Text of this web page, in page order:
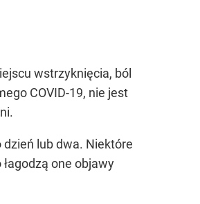
wstrzyknięcia, ból
COVID-19, nie jest
lub dwa. Niektóre
one objawy